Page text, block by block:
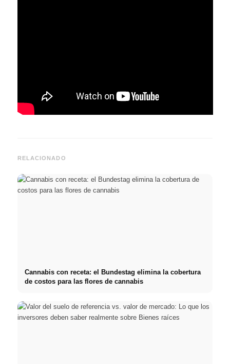
RELACIONADO
Cannabis con receta: el Bundestag elimina la cobertura
de costos para las flores de cannabis